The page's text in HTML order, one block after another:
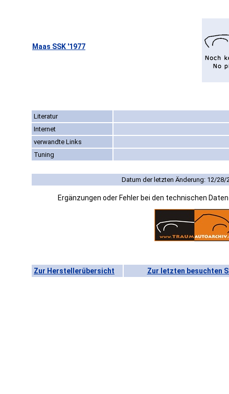
Maas SSK '1977
Literatur
Internet
verwandte Links
Tuning
Datum der letzten Änderung: 12/28/
Ergänzungen oder Fehler bei den technischen
Zur Herstellerübersicht Zur letzten besuchten